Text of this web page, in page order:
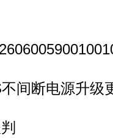
间断电源升级